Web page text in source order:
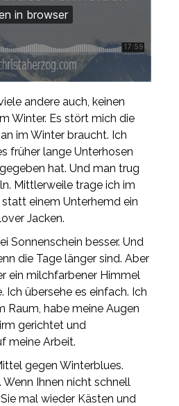
andere auch, keinen
Winter. Es stört mich die
im Winter braucht. Ich
früher lange Unterhosen
hat. Und man trug
Mittlerweile trage ich im
einem Unterhemd ein
Jacken.
Sonnenschein besser. Und
die Tage länger sind. Aber
ein milchfarbener Himmel
Ich übersehe es einfach. Ich
Raum, habe meine Augen
gerichtet und
meine Arbeit.
gegen Winterblues.
Ihnen nicht schnell
mal wieder Kästen und